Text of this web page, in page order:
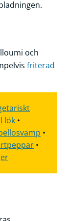
och
friterad
lök •
•
•